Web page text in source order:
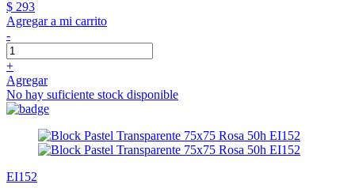
$ 293
Agregar a mi carrito
-
+
Agregar
No hay suficiente stock disponible
EI152